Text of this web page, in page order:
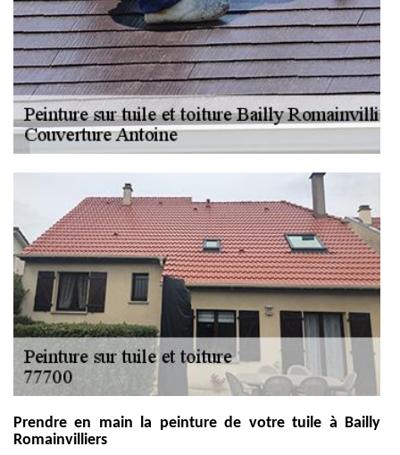
Prendre en main la peinture de votre tuile à Bailly
Romainvilliers